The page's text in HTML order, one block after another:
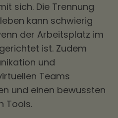
sich. Die Trennung
kann schwierig
der Arbeitsplatz im
ist. Zudem
und
Teams
und einen bewussten
Tools.